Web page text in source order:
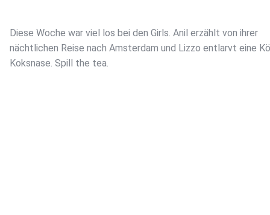
Diese Woche war viel los bei den Girls. Anil erzählt von ihrer
nächtlichen Reise nach Amsterdam und Lizzo entlarvt eine
Koksnase. Spill the tea.